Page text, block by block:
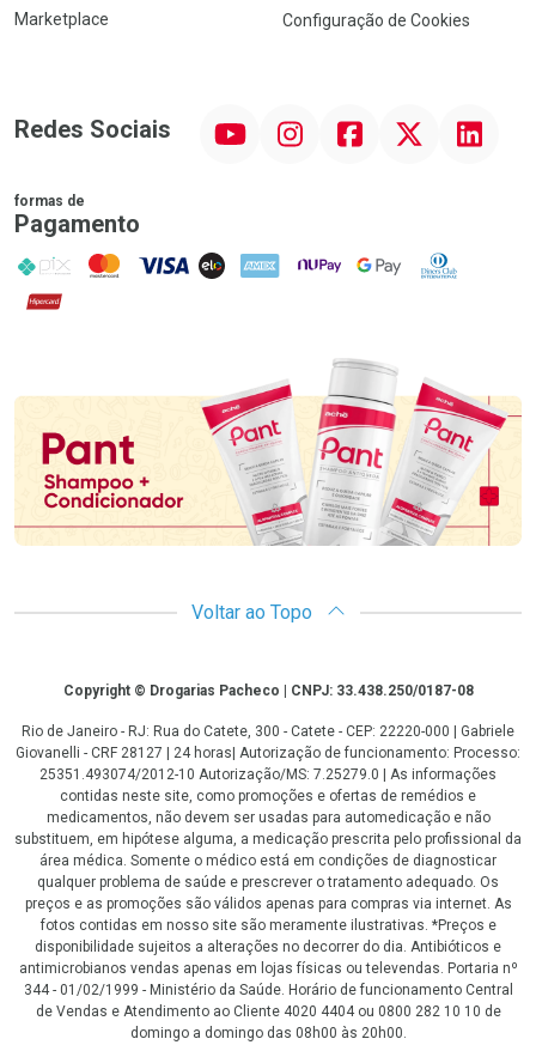
Marketplace
Configuração de Cookies
Redes Sociais InstagramFacebook Linkedin
formas de
Pagamento
PIX MasterCard
VISA ELO AMEX NuPay Google PayDiners Club
Hipercard
Promoção em Destaque
Voltar ao Topo
CopyrightCopyright © Drogarias Pacheco | CNPJ: 33.438.250/0187-08
Rio de Janeiro - RJ: Rua do Catete, 300 - Catete - CEP: 22220-000 | Gabriele
Giovanelli - CRF 28127 | 24 horas| Autorização de funcionamento: Processo:
25351.493074/2012-10 Autorização/MS: 7.25279.0 | As informações
contidas neste site, como promoções e ofertas de remédios e
medicamentos, não devem ser usadas para automedicação e não
substituem, em hipótese alguma, a medicação prescrita pelo profissional da
área médica. Somente o médico está em condições de diagnosticar
qualquer problema de saúde e prescrever o tratamento adequado. Os
preços e as promoções são válidos apenas para compras via internet. As
fotos contidas em nosso site são meramente ilustrativas. *Preços e
disponibilidade sujeitos a alterações no decorrer do dia. Antibióticos e
antimicrobianos vendas apenas em lojas físicas ou televendas. Portaria nº
344 - 01/02/1999 - Ministério da Saúde. Horário de funcionamento Central
de Vendas e Atendimento ao Cliente 4020 4404 ou 0800 282 10 10 de
domingo a domingo das 08h00 às 20h00.